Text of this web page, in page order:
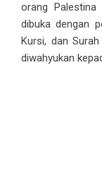
orang Palestina
dibuka dengan
Kursi, dan
diwahyukan